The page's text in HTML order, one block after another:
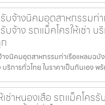
บจ้างนิคมอุตสาหกรรมท่
บจ้าง รถแม็คโครให้เช่า
งนิคมอุตสาหกรรมท่าเรือแหลมฉบัง
บริการทั่วไทย ในราคาเป็นกันเอง พ
เช่าหนองเสือ รถแม็คโคร